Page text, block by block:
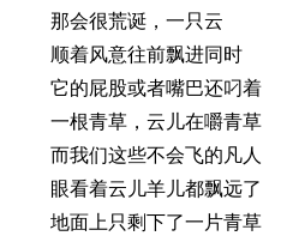
那会很荒诞，一只云
顺着风意往前飘进同时
它的屁股或者嘴巴还叼着
一根青草，云儿在嚼青草
而我们这些不会飞的凡人
眼看着云儿羊儿都飘远了
地面上只剩下了一片青草